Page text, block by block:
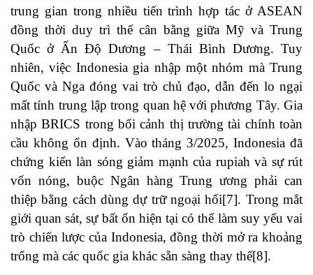
trung gian trong nhiều tiến trình hợp tác ở ASEAN
đồng thời duy trì thế cân bằng giữa Mỹ và Trung
Quốc ở Ấn Độ Dương – Thái Bình Dương. Tuy
nhiên, việc Indonesia gia nhập một nhóm mà Trung
Quốc và Nga đóng vai trò chủ đạo, dẫn đến lo ngại
mất tính trung lập trong quan hệ với phương Tây. Gia
nhập BRICS trong bối cảnh thị trường tài chính toàn
cầu không ổn định. Vào tháng 3/2025, Indonesia đã
chứng kiến làn sóng giảm mạnh của rupiah và sự rút
vốn nóng, buộc Ngân hàng Trung ương phải can
thiệp bằng cách dùng dự trữ ngoại hối[7]. Trong mắt
giới quan sát, sự bất ổn hiện tại có thể làm suy yếu vai
trò chiến lược của Indonesia, đồng thời mở ra khoảng
trống mà các quốc gia khác sẵn sàng thay thế[8].